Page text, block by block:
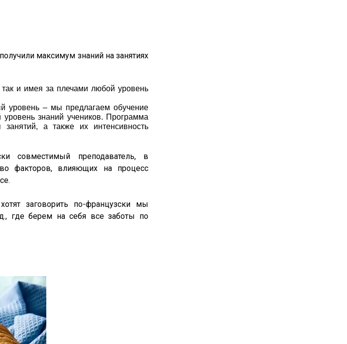
максимум знаний на занятиях
и имея за плечами любой уровень
уровень – мы предлагаем обучение
знаний учеников. Программа
а также их интенсивность
совместимый преподаватель, в
факторов, влияющих на процесс
заговорить по-французски мы
где берем на себя все заботы по